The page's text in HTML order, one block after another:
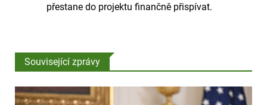
přestane do projektu finančně přispívat.
Související zprávy